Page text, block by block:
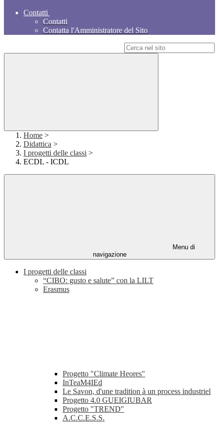
Contatti
Contatti
Contatta l'Amministratore del Sito
Home >
Didattica >
I progetti delle classi >
ECDL - ICDL
Menu di
navigazione
I progetti delle classi
“CIBO: gusto e salute” con la LILT
Erasmus
Progetto "Climate Heores"
InTeaM4IEd
Le Savon, d'une tradition à un process industriel
Progetto 4.0 GUEIGIUBAR
Progetto "TREND"
A.C.C.E.S.S.